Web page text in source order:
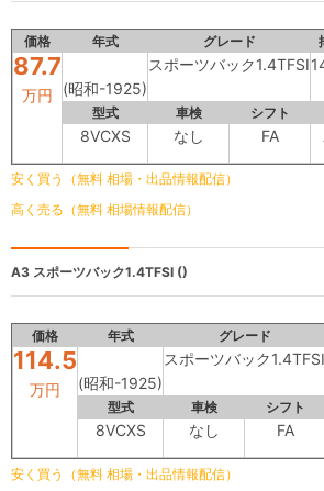
価格 年式 グレード
87.7
万円 (昭和-1925)
スポーツバック1.4TFSI
型式 車検 シフト
8VCXS なし FA
安く買う（無料 相場・出品情報配信）
高く売る（無料 相場情報配信）
A3 スポーツバック1.4TFSI ()
価格 年式 グレード
114.5
万円 (昭和-1925)
スポーツバック1.4TFSI
型式 車検 シフト
8VCXS なし FA
安く買う（無料 相場・出品情報配信）